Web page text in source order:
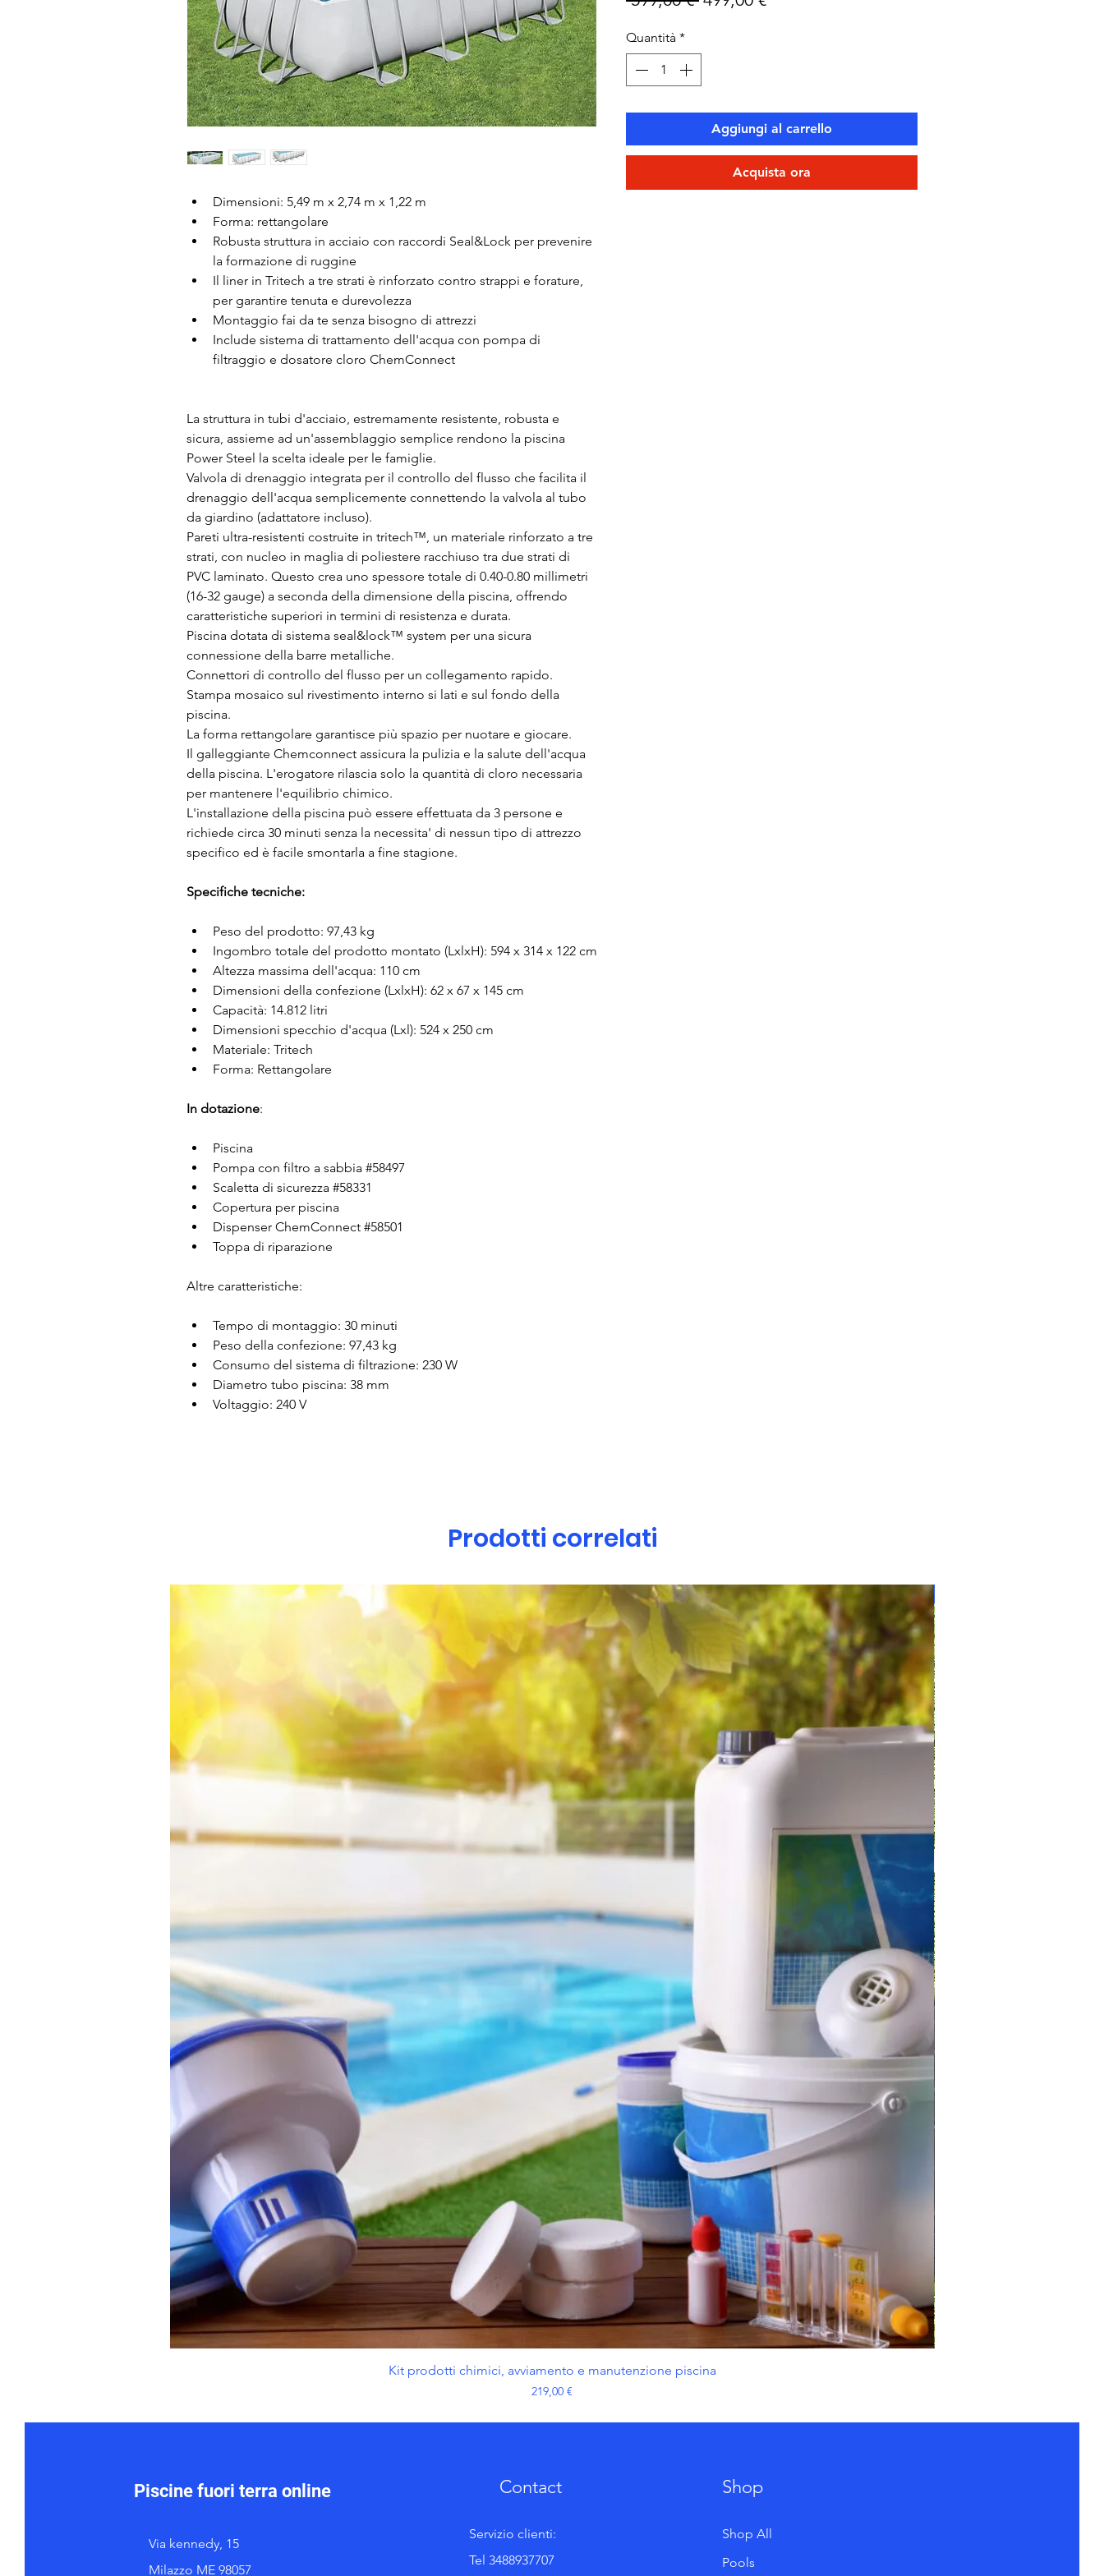
Dimensioni: 5,49 m x 2,74 m x 1,22 m
Forma: rettangolare
Robusta struttura in acciaio con raccordi Seal&Lock per prevenire
la formazione di ruggine
Il liner in Tritech a tre strati è rinforzato contro strappi e forature,
per garantire tenuta e durevolezza
Montaggio fai da te senza bisogno di attrezzi
Include sistema di trattamento dell'acqua con pompa di
filtraggio e dosatore cloro ChemConnect
La struttura in tubi d'acciaio, estremamente resistente, robusta e
sicura, assieme ad un'assemblaggio semplice rendono la piscina
Power Steel la scelta ideale per le famiglie.
Valvola di drenaggio integrata per il controllo del flusso che facilita il
drenaggio dell'acqua semplicemente connettendo la valvola al tubo
da giardino (adattatore incluso).
Pareti ultra-resistenti costruite in tritech™, un materiale rinforzato a tre
strati, con nucleo in maglia di poliestere racchiuso tra due strati di
PVC laminato. Questo crea uno spessore totale di 0.40-0.80 millimetri
(16-32 gauge) a seconda della dimensione della piscina, offrendo
caratteristiche superiori in termini di resistenza e durata.
Piscina dotata di sistema seal&lock™ system per una sicura
connessione della barre metalliche.
Connettori di controllo del flusso per un collegamento rapido.
Stampa mosaico sul rivestimento interno si lati e sul fondo della
piscina.
La forma rettangolare garantisce più spazio per nuotare e giocare.
Il galleggiante Chemconnect assicura la pulizia e la salute dell'acqua
della piscina. L'erogatore rilascia solo la quantità di cloro necessaria
per mantenere l'equilibrio chimico.
L'installazione della piscina può essere effettuata da 3 persone e
richiede circa 30 minuti senza la necessita' di nessun tipo di attrezzo
specifico ed è facile smontarla a fine stagione.
Specifiche tecniche:
Peso del prodotto: 97,43 kg
Ingombro totale del prodotto montato (LxlxH): 594 x 314 x 122 cm
Altezza massima dell'acqua: 110 cm
Dimensioni della confezione (LxlxH): 62 x 67 x 145 cm
Capacità: 14.812 litri
Dimensioni specchio d'acqua (Lxl): 524 x 250 cm
Materiale: Tritech
Forma: Rettangolare
In dotazione:
Piscina
Pompa con filtro a sabbia #58497
Scaletta di sicurezza #58331
Copertura per piscina
Dispenser ChemConnect #58501
Toppa di riparazione
Altre caratteristiche:
Tempo di montaggio: 30 minuti
Peso della confezione: 97,43 kg
Consumo del sistema di filtrazione: 230 W
Diametro tubo piscina: 38 mm
Voltaggio: 240 V
Quantità *
Aggiungi al carrello
Acquista ora
Prodotti correlati
Vista rapida
Kit prodotti chimici, avviamento e manutenzione piscina
Prezzo
219,00 €
Piscine fuori terra online
Via kennedy, 15
Milazzo ME 98057
Contact
Servizio clienti:
Tel 3488937707
Shop
Shop All
Pools